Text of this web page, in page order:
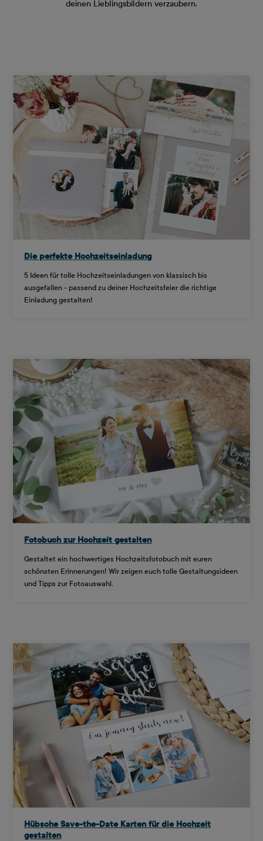
deinen Lieblingsbildern verzaubern.
Die perfekte Hochzeitseinladung
5 Ideen für tolle Hochzeitseinladungen von klassisch bis
ausgefallen - passend zu deiner Hochzeitsfeier die richtige
Einladung gestalten!
Fotobuch zur Hochzeit gestalten
Gestaltet ein hochwertiges Hochzeitsfotobuch mit euren
schönsten Erinnerungen! Wir zeigen euch tolle Gestaltungsideen
und Tipps zur Fotoauswahl.
Hübsche Save-the-Date Karten für die Hochzeit
gestalten